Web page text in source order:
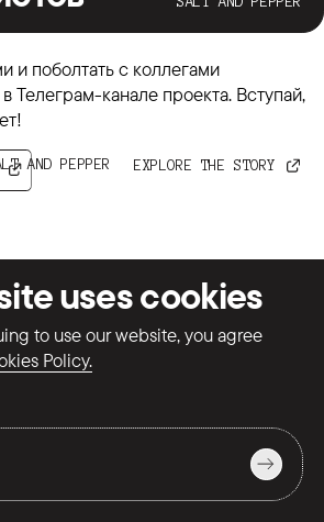
и поболтать с коллегами
Телеграм-канале проекта. Вступай,
AND PEPPER EXPLORE THE STORY
uses cookies
to use our website, you agree
Policy.